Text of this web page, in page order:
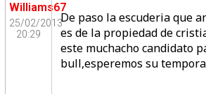
Williams67
25/02/2013
20:29
De paso la escuderia que
es de la propiedad de
este muchacho candidato
bull,esperemos su